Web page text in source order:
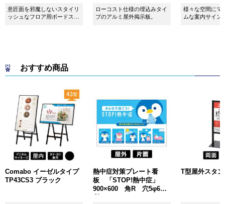
意匠面を邪魔しないスタイリ
ッシュなフロア用ボードスタ
ローコスト仕様の埋込みタイ
プのアルミ屋外掲示板。
様々な空間にマ
ムな案内サイン
おすすめ商品
Comabo イーゼルタイプ
TP43CS3 ブラック
熱中症対策プレート看
板 「STOP!熱中症」
900×600 角R 穴5φ6カ
T型屋外スタ